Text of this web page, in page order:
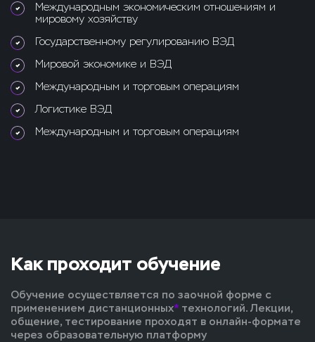
Международным экономическим отношениям и
мировому хозяйству
Государственному регулированию ВЭД
Мировой экономике и ВЭД
Международным и торговым операциям
Логистике ВЭД
Международным и торговым операциям
Как проходит обучение
Обучение осуществляется по заочной форме с
применением дистанционных* технологий. Лекции,
общение, тестирование проходят в онлайн-формате
через образовательную платформу